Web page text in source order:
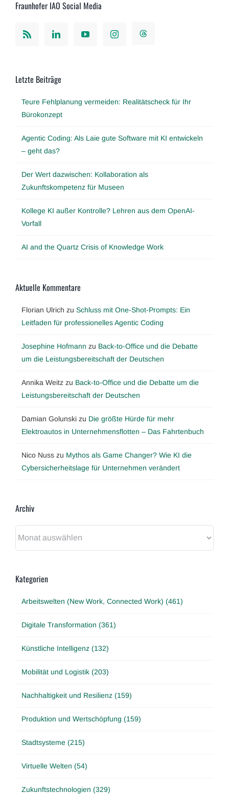
Fraunhofer IAO Social Media
Letzte Beiträge
Teure Fehlplanung vermeiden: Realitätscheck für Ihr
Bürokonzept
Agentic Coding: Als Laie gute Software mit KI entwickeln
– geht das?
Der Wert dazwischen: Kollaboration als
Zukunftskompetenz für Museen
Kollege KI außer Kontrolle? Lehren aus dem OpenAI-
Vorfall
AI and the Quartz Crisis of Knowledge Work
Aktuelle Kommentare
Florian Ulrich zu Schluss mit One-Shot-Prompts: Ein
Leitfaden für professionelles Agentic Coding
Josephine Hofmann zu Back-to-Office und die Debatte
um die Leistungsbereitschaft der Deutschen
Annika Weitz zu Back-to-Office und die Debatte um die
Leistungsbereitschaft der Deutschen
Damian Golunski zu Die größte Hürde für mehr
Elektroautos in Unternehmensflotten – Das Fahrtenbuch
Nico Nuss zu Mythos als Game Changer? Wie KI die
Cybersicherheitslage für Unternehmen verändert
Archiv
Kategorien
Arbeitswelten (New Work, Connected Work) (461)
Digitale Transformation (361)
Künstliche Intelligenz (132)
Mobilität und Logistik (203)
Nachhaltigkeit und Resilienz (159)
Produktion und Wertschöpfung (159)
Stadtsysteme (215)
Virtuelle Welten (54)
Zukunftstechnologien (329)